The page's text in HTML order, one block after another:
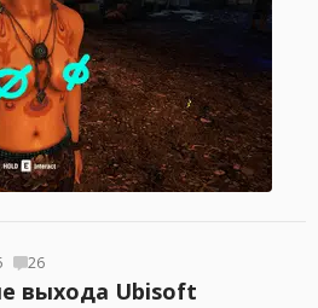
26
выхода Ubisoft